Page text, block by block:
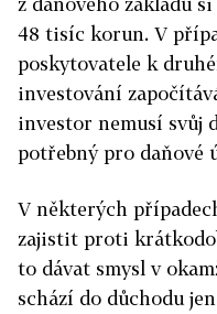
48 tisíc korun. V
poskytovatele k
investování
investor nemusí svůj
potřebný pro daňové
V některých
zajistit proti
to dávat smysl v
schází do důchodu